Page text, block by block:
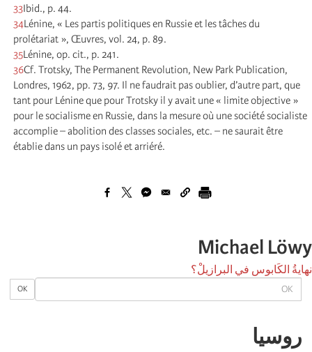
OK
OK
روسیا
33Ibid., p. 44.
34Lénine, « Les partis politiques en Russie et les tâches du
prolétariat », Œuvres, vol. 24, p. 89.
35Lénine, op. cit., p. 241.
36Cf. Trotsky, The Permanent Revolution, New Park Publication,
Londres, 1962, pp. 73, 97. Il ne faudrait pas oublier, d’autre part, que
tant pour Lénine que pour Trotsky il y avait une « limite objective »
pour le socialisme en Russie, dans la mesure où une société socialiste
accomplie – abolition des classes sociales, etc. – ne saurait être
établie dans un pays isolé et arriéré.
Michael Löwy
نهايةُ الكَابوس في البرازيلْ؟